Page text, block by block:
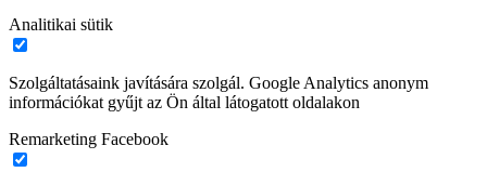
Analitikai sütik
Szolgáltatásaink javítására szolgál. Google Analytics anonym
információkat gyűjt az Ön által látogatott oldalakon
Remarketing Facebook